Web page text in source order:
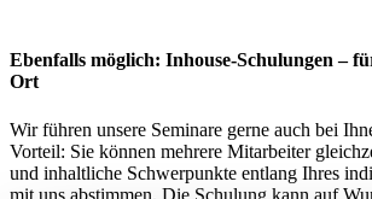
Ebenfalls möglich: Inhouse-Schulungen –
Ort
Wir führen unsere Seminare gerne auch bei
Vorteil: Sie können mehrere Mitarbeiter
und inhaltliche Schwerpunkte entlang Ihres
mit uns abstimmen. Die Schulung kann auf